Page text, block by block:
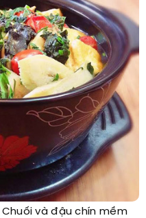
và đậu chín mềm